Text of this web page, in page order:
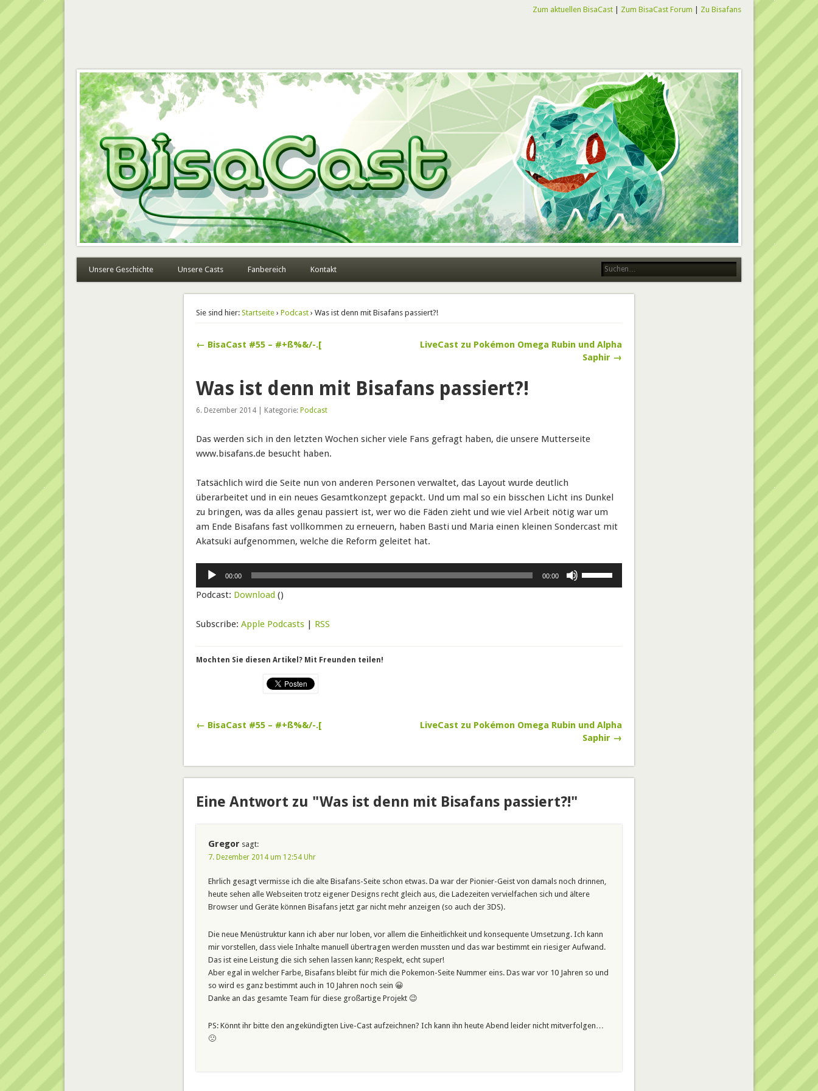
Zum aktuellen BisaCast Zum BisaCast Forum Zu Bisafans
Unsere Geschichte Unsere Casts Fanbereich Kontakt
Sie sind hier: Startseite ›Podcast › Was ist denn mit Bisafans passiert?!
← BisaCast #55 – #+ß%&/-.[
LiveCast zu Pokémon Omega Rubin und Alpha
Saphir →
Was ist denn mit Bisafans passiert?!
6. Dezember 2014 | Kategorie: Podcast
Das werden sich in den letzten Wochen sicher viele Fans gefragt haben, die unsere Mutterseite
www.bisafans.de besucht haben.
Tatsächlich wird die Seite nun von anderen Personen verwaltet, das Layout wurde deutlich
überarbeitet und in ein neues Gesamtkonzept gepackt. Und um mal so ein bisschen Licht ins Dunkel
zu bringen, was da alles genau passiert ist, wer wo die Fäden zieht und wie viel Arbeit nötig war um
am Ende Bisafans fast vollkommen zu erneuern, haben Basti und Maria einen kleinen Sondercast mit
Akatsuki aufgenommen, welche die Reform geleitet hat.
Audio-
00:00 00:00
Podcast: Download ()
Subscribe:Apple Podcasts | RSS
Mochten Sie diesen Artikel? Mit Freunden teilen!
← BisaCast #55 – #+ß%&/-.[
LiveCast zu Pokémon Omega Rubin und Alpha
Saphir →
Eine Antwort zu "Was ist denn mit Bisafans passiert?!"
Gregor sagt:
7. Dezember 2014 um 12:54 Uhr
Ehrlich gesagt vermisse ich die alte Bisafans-Seite schon etwas. Da war der Pionier-Geist von damals noch drinnen,
heute sehen alle Webseiten trotz eigener Designs recht gleich aus, die Ladezeiten vervielfachen sich und ältere
Browser und Geräte können Bisafans jetzt gar nicht mehr anzeigen (so auch der 3DS).
Die neue Menüstruktur kann ich aber nur loben, vor allem die Einheitlichkeit und konsequente Umsetzung. Ich kann
mir vorstellen, dass viele Inhalte manuell übertragen werden mussten und das war bestimmt ein riesiger Aufwand.
Das ist eine Leistung die sich sehen lassen kann; Respekt, echt super!
Aber egal in welcher Farbe, Bisafans bleibt für mich die Pokemon-Seite Nummer eins. Das war vor 10 Jahren so und
so wird es ganz bestimmt auch in 10 Jahren noch sein 😀
Danke an das gesamte Team für diese großartige Projekt 😉
PS: Könnt ihr bitte den angekündigten Live-Cast aufzeichnen? Ich kann ihn heute Abend leider nicht mitverfolgen…
🙁